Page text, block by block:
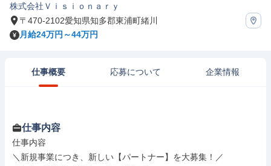
株式会社Ｖｉｓｉｏｎａｒｙ
〒470-2102愛知県知多郡東浦町緒川
月給24万円～44万円
仕事概要 応募について 企業情報
仕事内容
仕事内容
＼新規事業につき、新しい【パートナー】を大募集！／